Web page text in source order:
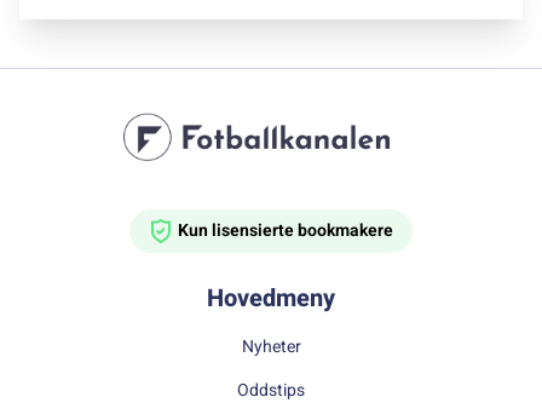
Kun lisensierte bookmakere
Hovedmeny
Nyheter
Oddstips